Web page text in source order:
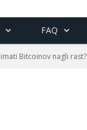
FAQ
Bitcoinov nagli rast?